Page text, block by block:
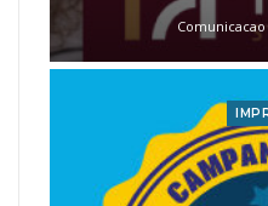
Comunicacao